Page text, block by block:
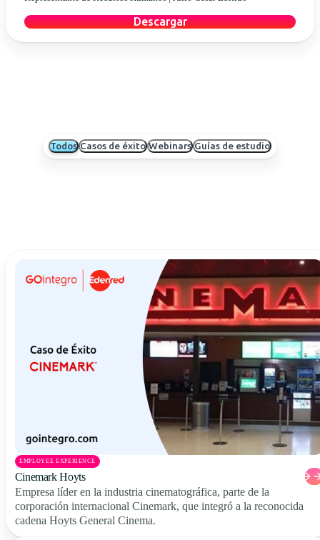
Descargar
Todos Casos de éxito Webinars Guías de estudio
EMPLOYEE EXPERIENCE
Cinemark Hoyts
Empresa líder en la industria cinematográfica, parte de la
corporación internacional Cinemark, que integró a la reconocida
cadena Hoyts General Cinema.